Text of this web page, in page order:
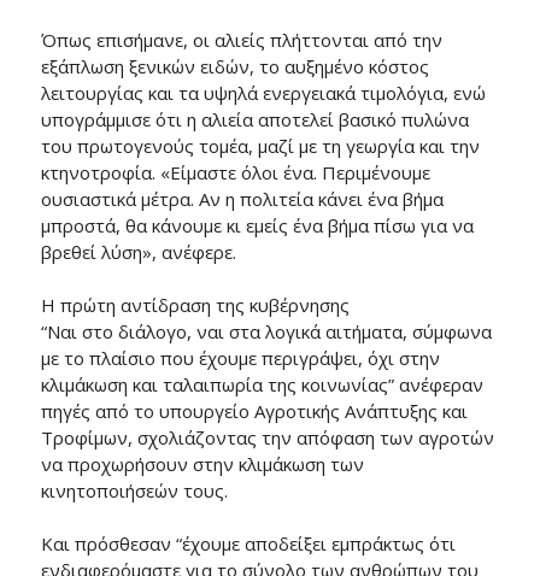
Όπως επισήμανε, οι αλιείς πλήττονται από την
εξάπλωση ξενικών ειδών, το αυξημένο κόστος
λειτουργίας και τα υψηλά ενεργειακά τιμολόγια, ενώ
υπογράμμισε ότι η αλιεία αποτελεί βασικό πυλώνα
του πρωτογενούς τομέα, μαζί με τη γεωργία και την
κτηνοτροφία. «Είμαστε όλοι ένα. Περιμένουμε
ουσιαστικά μέτρα. Αν η πολιτεία κάνει ένα βήμα
μπροστά, θα κάνουμε κι εμείς ένα βήμα πίσω για να
βρεθεί λύση», ανέφερε.
Η πρώτη αντίδραση της κυβέρνησης
“Ναι στο διάλογο, ναι στα λογικά αιτήματα, σύμφωνα
με το πλαίσιο που έχουμε περιγράψει, όχι στην
κλιμάκωση και ταλαιπωρία της κοινωνίας” ανέφεραν
πηγές από το υπουργείο Αγροτικής Ανάπτυξης και
Τροφίμων, σχολιάζοντας την απόφαση των αγροτών
να προχωρήσουν στην κλιμάκωση των
κινητοποιήσεών τους.
Και πρόσθεσαν “έχουμε αποδείξει εμπράκτως ότι
ενδιαφερόμαστε για το σύνολο των ανθρώπων του